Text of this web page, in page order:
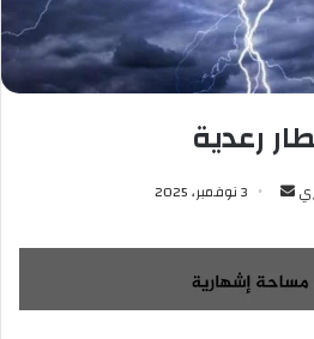
رعدية
س
ل
ب
3 نوفمبر، 2025